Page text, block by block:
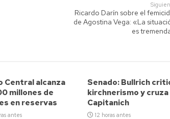
Ricardo Darín sobre el
de Agostina Vega: «La
es
Central alcanza
millones de
en reservas
antes
Senado: Bullrich
kirchnerismo y cruza
Capitanich
12 horas antes